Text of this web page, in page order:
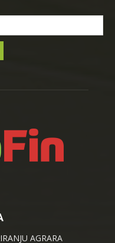
AGRARA